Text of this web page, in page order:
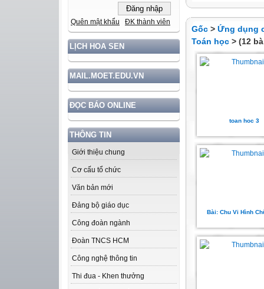
Quên mật khẩu ĐK thành viên
LỊCH HOA SEN
MAIL.MOET.EDU.VN
ĐỌC BÁO ONLINE
THÔNG TIN
Giới thiệu chung
Cơ cấu tổ chức
Văn bản mới
Đảng bộ giáo dục
Công đoàn ngành
Đoàn TNCS HCM
Công nghệ thông tin
Thi đua - Khen thưởng
Gốc > Ứng dụng
Toán học > (12
toan hoc 3
Bài: Chu Vi Hình